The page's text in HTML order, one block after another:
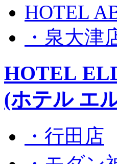
HOTEL
・泉大津
HOTEL
(ホテル エ
・行田店